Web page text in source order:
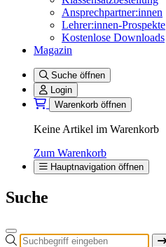
Ansprechpartner:innen
Lehrer:innen-Prospekte
Kostenlose Downloads
Magazin
Suche öffnen
Login
Warenkorb öffnen
Keine Artikel im Warenkorb
Zum Warenkorb
Hauptnavigation öffnen
Suche